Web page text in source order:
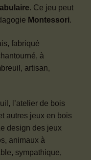
. Ce jeu peut
Montessori.
fabriqué
à
artisan,
l’atelier de bois
autres jeux en bois
design des jeux
animaux à
sympathique,